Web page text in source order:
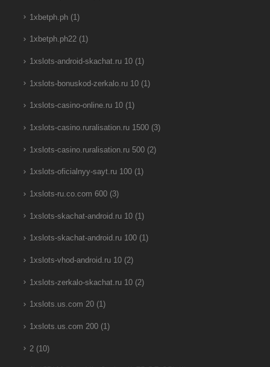
1xbetph.ph(1)
1xbetph.ph22(1)
1xslots-android-skachat.ru 10(1)
1xslots-bonuskod-zerkalo.ru 10(1)
1xslots-casino-online.ru 10(1)
1xslots-casino.ruralisation.ru 1500(3)
1xslots-casino.ruralisation.ru 500(2)
1xslots-oficialnyy-sayt.ru 100(1)
1xslots-ru.co.com 600(3)
1xslots-skachat-android.ru 10(1)
1xslots-skachat-android.ru 100(1)
1xslots-vhod-android.ru 10(2)
1xslots-zerkalo-skachat.ru 10(2)
1xslots.us.com 20(1)
1xslots.us.com 200(1)
2(10)